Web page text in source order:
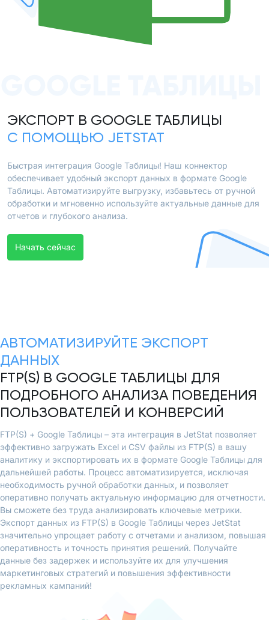
ЭКСПОРТ В GOOGLE ТАБЛИЦЫ
С ПОМОЩЬЮ JETSTAT
Быстрая интеграция Google Таблицы! Наш коннектор
обеспечивает удобный экспорт данных в формате Google
Таблицы. Автоматизируйте выгрузку, избавьтесь от ручной
обработки и мгновенно используйте актуальные данные для
отчетов и глубокого анализа.
Начать сейчас
АВТОМАТИЗИРУЙТЕ ЭКСПОРТ
ДАННЫХ
FTP(S) В GOOGLE ТАБЛИЦЫ ДЛЯ
ПОДРОБНОГО АНАЛИЗА ПОВЕДЕНИЯ
ПОЛЬЗОВАТЕЛЕЙ И КОНВЕРСИЙ
FTP(S) + Google Таблицы – эта интеграция в JetStat позволяет
эффективно загружать Excel и CSV файлы из FTP(S) в вашу
аналитику и экспортировать их в формате Google Таблицы для
дальнейшей работы. Процесс автоматизируется, исключая
необходимость ручной обработки данных, и позволяет
оперативно получать актуальную информацию для отчетности.
Вы сможете без труда анализировать ключевые метрики.
Экспорт данных из FTP(S) в Google Таблицы через JetStat
значительно упрощает работу с отчетами и анализом, повышая
оперативность и точность принятия решений. Получайте
данные без задержек и используйте их для улучшения
маркетинговых стратегий и повышения эффективности
рекламных кампаний!